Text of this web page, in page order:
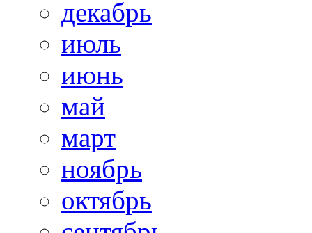
декабрь
июль
июнь
май
март
ноябрь
октябрь